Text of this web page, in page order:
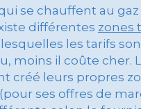
se chauffent au
différentes zones
les tarifs
moins il coûte
créé leurs propres
ses offres de